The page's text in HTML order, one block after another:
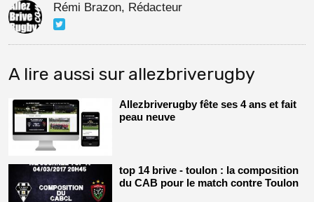
Rémi Brazon, Rédacteur
A lire aussi sur allezbriverugby
Allezbriverugby fête ses 4 ans et fait
peau neuve
top 14 brive - toulon : la composition
du CAB pour le match contre Toulon